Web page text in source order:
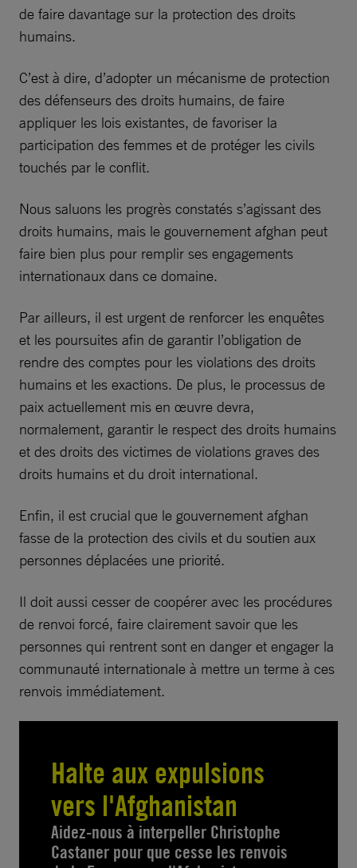
de faire davantage sur la protection des droits
humains.
C’est à dire, d’adopter un mécanisme de protection
des défenseurs des droits humains, de faire
appliquer les lois existantes, de favoriser la
participation des femmes et de protéger les civils
touchés par le conflit.
Nous saluons les progrès constatés s’agissant des
droits humains, mais le gouvernement afghan peut
faire bien plus pour remplir ses engagements
internationaux dans ce domaine.
Par ailleurs, il est urgent de renforcer les enquêtes
et les poursuites afin de garantir l’obligation de
rendre des comptes pour les violations des droits
humains et les exactions. De plus, le processus de
paix actuellement mis en œuvre devra,
normalement, garantir le respect des droits humains
et des droits des victimes de violations graves des
droits humains et du droit international.
Enfin, il est crucial que le gouvernement afghan
fasse de la protection des civils et du soutien aux
personnes déplacées une priorité.
Il doit aussi cesser de coopérer avec les procédures
de renvoi forcé, faire clairement savoir que les
personnes qui rentrent sont en danger et engager la
communauté internationale à mettre un terme à ces
renvois immédiatement.
Halte aux expulsions
vers l'Afghanistan
Aidez-nous à interpeller Christophe
Castaner pour que cesse les renvois